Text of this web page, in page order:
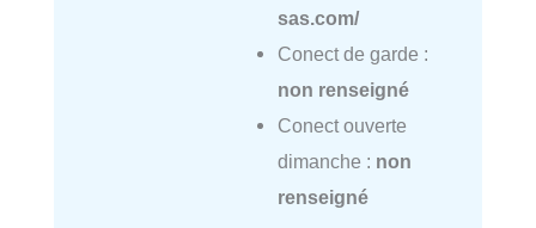
sas.com/
Conect de garde :
non renseigné
Conect ouverte
dimanche : non
renseigné